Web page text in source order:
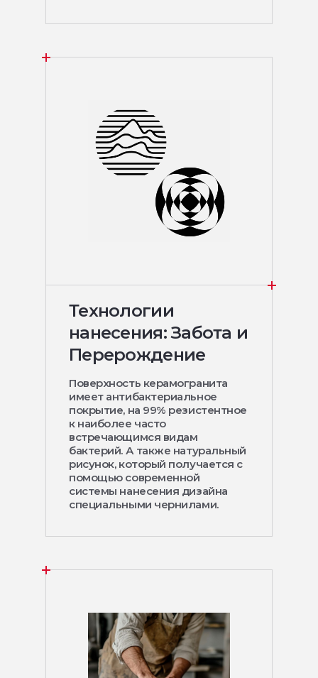
Технологии
нанесения: Забота и
Перерождение
Поверхность керамогранита
имеет антибактериальное
покрытие, на 99% резистентное
к наиболее часто
встречающимся видам
бактерий. А также натуральный
рисунок, который получается с
помощью современной
системы нанесения дизайна
специальными чернилами.